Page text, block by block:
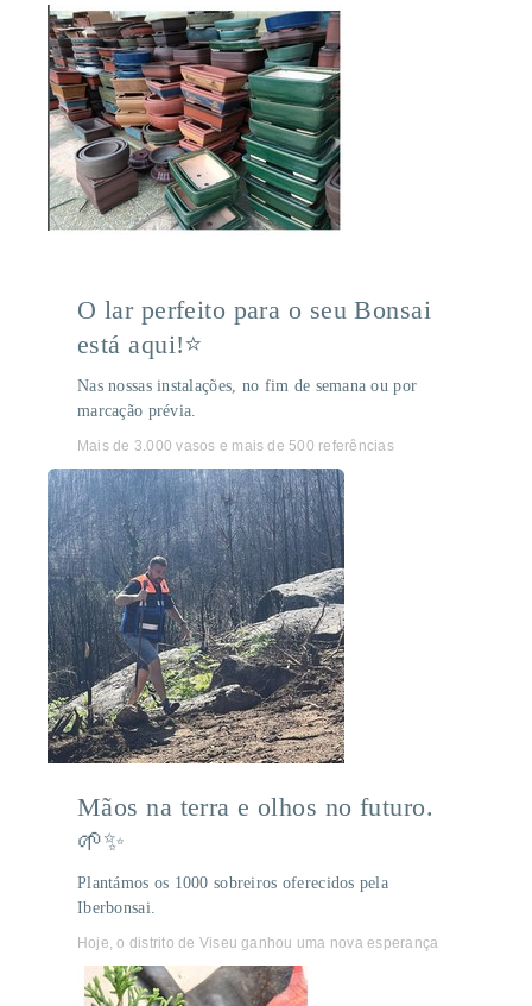
O lar perfeito para o seu Bonsai
está aqui!⭐
Nas nossas instalações, no fim de semana ou por
marcação prévia.
Mais de 3.000 vasos e mais de 500 referências
Mãos na terra e olhos no futuro.
🌱✨
Plantámos os 1000 sobreiros oferecidos pela
Iberbonsai.
Hoje, o distrito de Viseu ganhou uma nova esperança